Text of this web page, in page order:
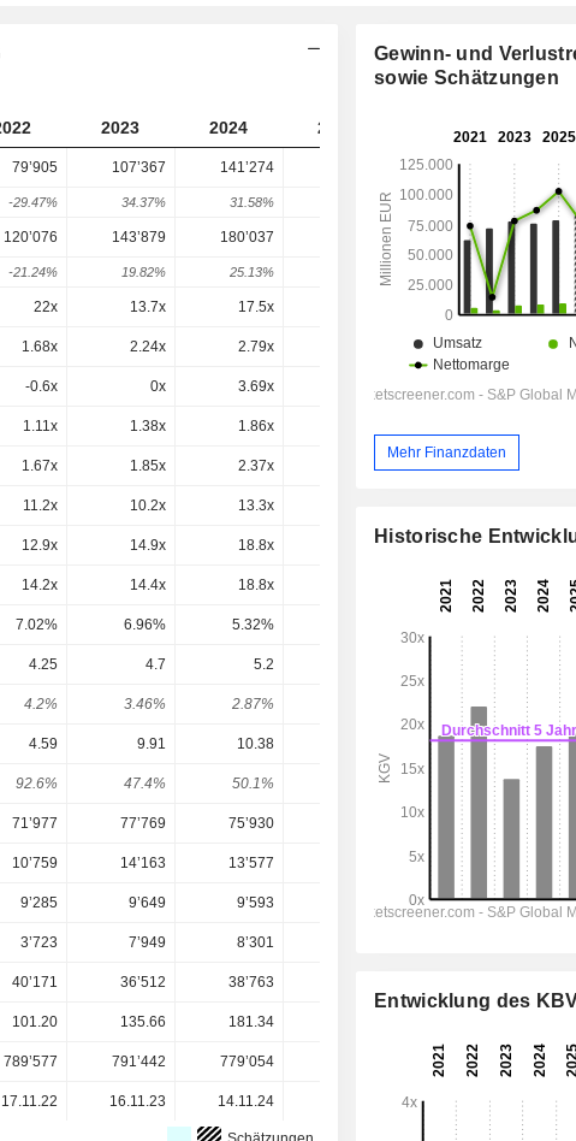
2023 2024 2025 2026 2027
79’905 107’367 141’274 219’608
-29.47% 34.37% 31.58% 25.78% 23.58%
120’076 143’879 180’037 259’019
-21.24% 19.82% 25.13% 21.76% 18.16% -
22x 13.7x 17.5x 27x
1.68x 2.24x 2.79x 3.41x
-0.6x 0x 3.69x -2.2x
1.11x 1.38x 1.86x
1.67x 1.85x 2.37x 2.78x 3.12x
11.2x 10.2x 13.3x
12.9x 14.9x 18.8x 22.8x 21.9x
14.2x 14.4x 18.8x 30.6x
7.02% 6.96% 5.32%
4.25 4.7 5.2 5.628
4.2% 3.46% 2.87% 1.97%
4.59 9.91 10.38 10.59
92.6% 47.4% 50.1% 44.2% 53.1%
71’977 77’769 75’930 82’924
10’759 14’163 13’577 15’192
9’285 9’649 9’593 11’850
3’723 7’949 8’301
40’171 36’512 38’763
101.20 135.66 181.34
789’577 791’442 779’054 767’995
17.11.22 16.11.23 14.11.24 -
Gewinn- und
sowie Schätzungen
Mehr Finanzdaten
Historische
Entwicklung des